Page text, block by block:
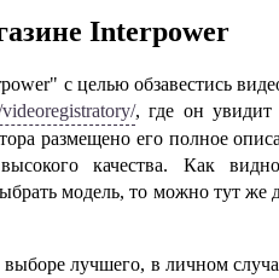
Interpower
" с целью обзавестись
videoregistratory/, где он увидит
размещено его полное
качества. Как
модель, то можно тут же
лучшего, в личном